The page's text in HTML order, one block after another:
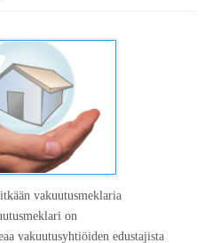
vakuutusmeklaria
on
vakuutusyhtiöiden edustajista